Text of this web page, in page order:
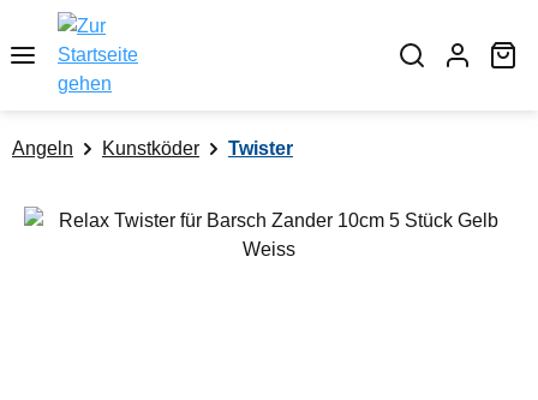
springen
Angeln Kunstköder Twister
Bildergalerie überspringen